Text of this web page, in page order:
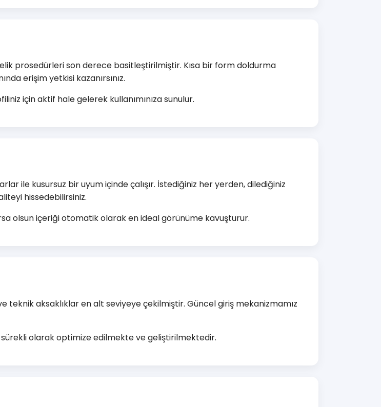
prosedürleri son derece basitleştirilmiştir. Kısa bir form doldurma
erişim yetkisi kazanırsınız.
için aktif hale gelerek kullanımınıza sunulur.
ile kusursuz bir uyum içinde çalışır. İstediğiniz her yerden, dilediğiniz
hissedebilirsiniz.
olsun içeriği otomatik olarak en ideal görünüme kavuşturur.
teknik aksaklıklar en alt seviyeye çekilmiştir. Güncel giriş mekanizmamız
olarak optimize edilmekte ve geliştirilmektedir.